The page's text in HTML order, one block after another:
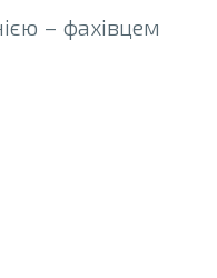
– фахівцем